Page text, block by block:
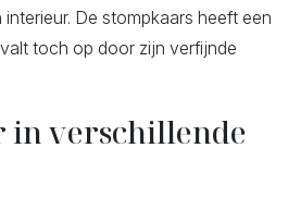
De stompkaars heeft een
toch op door zijn verfijnde
verschillende